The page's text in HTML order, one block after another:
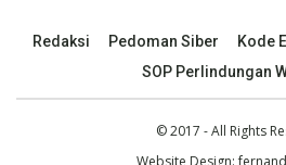
Redaksi Pedoman Siber
Kode
SOP Perlindungan
© 2017 - All Rights
Website Design: